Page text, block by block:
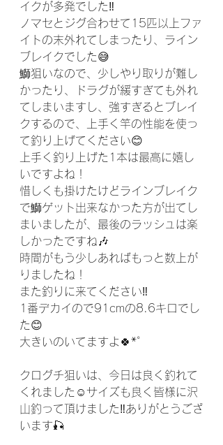
イクが多発でした‼️
ノマセとジグ合わせて15匹以上ファ
イトの末外れてしまったり、ライン
ブレイクでした😅
鰤狙いなので、少しやり取りが難し
かったり、ドラグが緩すぎても外れ
てしまいますし、強すぎるとブレイ
クするので、上手く竿の性能を使っ
て釣り上げてください😊
上手く釣り上げた1本は最高に嬉し
いですよね！
惜しくも掛けたけどラインブレイク
で鰤ゲット出来なかった方が出てし
まいましたが、最後のラッシュは楽
しかったですね🎶
時間がもう少しあればもっと数上が
りましたね！
また釣りに来てください‼️
1番デカイので91cmの8.6キロでし
た😊
大きいのいてますよ🍀*゜
クログチ狙いは、今日は良く釣れて
くれました☺️サイズも良く皆様に沢
山釣って頂けました‼️ありがとうござ
います🎣